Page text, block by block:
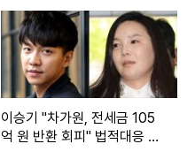
이승기 "차가원, 전세금 105
억 원 반환 회피" 법적대응 예